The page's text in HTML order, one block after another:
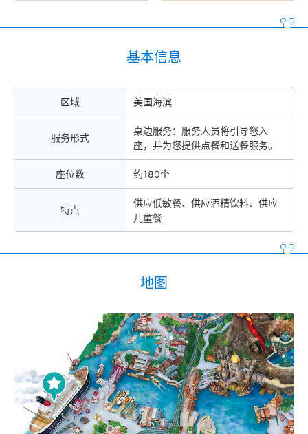
基本信息
区域 美国海滨
服务形式
桌边服务：服务人员将引导您入
座，并为您提供点餐和送餐服务。
座位数 约180个
特点
供应低敏餐、供应酒精饮料、供应
儿童餐
地图